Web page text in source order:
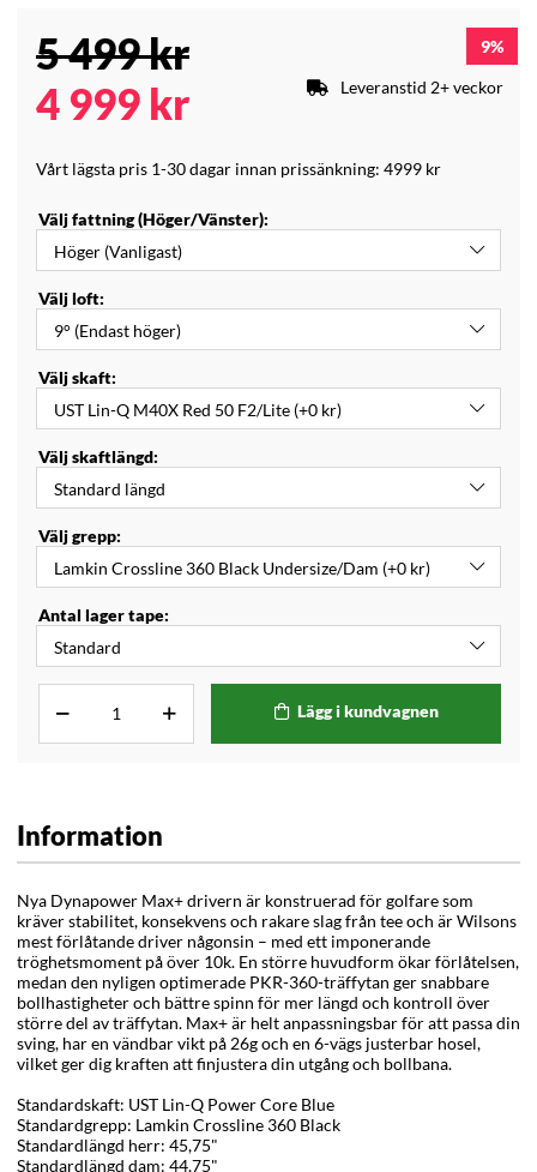
5 499kr
4 999 kr
Vårt lägsta pris 1-30 dagar innan prissänkning: 4999 kr
9
Leveranstid 2+ veckor
Välj fattning (Höger/Vänster):
Välj loft:
Välj skaft:
Välj skaftlängd:
Välj grepp:
Antal lager tape:
Lägg i kundvagnen
Information
Nya Dynapower Max+ drivern är konstruerad för golfare som
kräver stabilitet, konsekvens och rakare slag från tee och är Wilsons
mest förlåtande driver någonsin – med ett imponerande
tröghetsmoment på över 10k. En större huvudform ökar förlåtelsen,
medan den nyligen optimerade PKR-360-träffytan ger snabbare
bollhastigheter och bättre spinn för mer längd och kontroll över
större del av träffytan. Max+ är helt anpassningsbar för att passa din
sving, har en vändbar vikt på 26g och en 6-vägs justerbar hosel,
vilket ger dig kraften att finjustera din utgång och bollbana.
Standardskaft: UST Lin-Q Power Core Blue
Standardgrepp: Lamkin Crossline 360 Black
Standardlängd herr: 45,75"
Standardlängd dam: 44,75"